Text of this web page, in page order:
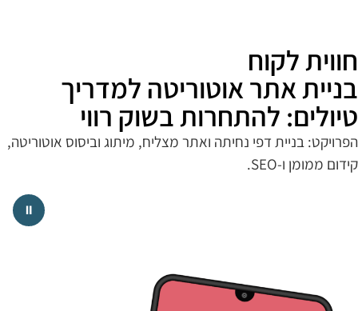
וביסוס אוטוריטה,
קידום עסק בגוגל:
המסדרת הפכה
סידור הבתים
⏸